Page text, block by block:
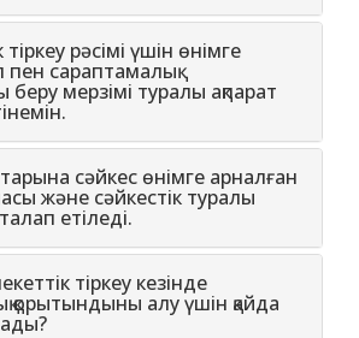
тiркеу рәсiмi үшiн өнiмге
сараптамалық
беру мерзiмi туралы ақпарат
сәйкес өнімге арналған
және сәйкестік туралы
етіледі.
тіркеу кезінде
қорытындыны алу үшін қайда